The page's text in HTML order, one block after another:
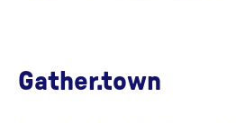
Gather.town